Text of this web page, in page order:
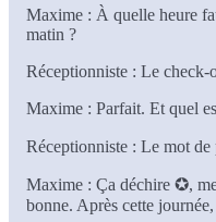
Maxime : À quelle heure
matin ?
Réceptionniste : Le check-
Maxime : Parfait. Et quel
Réceptionniste : Le mot
Maxime : Ça déchire ✪,
bonne. Après cette